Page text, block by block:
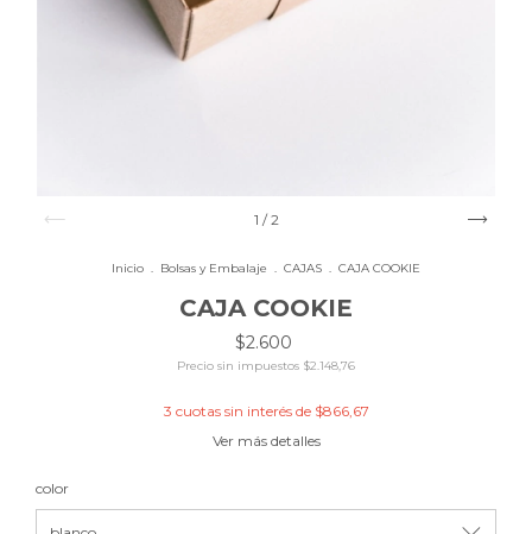
1 /2
Inicio . Bolsas y Embalaje . CAJAS . CAJA COOKIE
CAJA COOKIE
$2.600
Precio sin impuestos $2.148,76
3 cuotas sin interés de $866,67
Ver más detalles
color